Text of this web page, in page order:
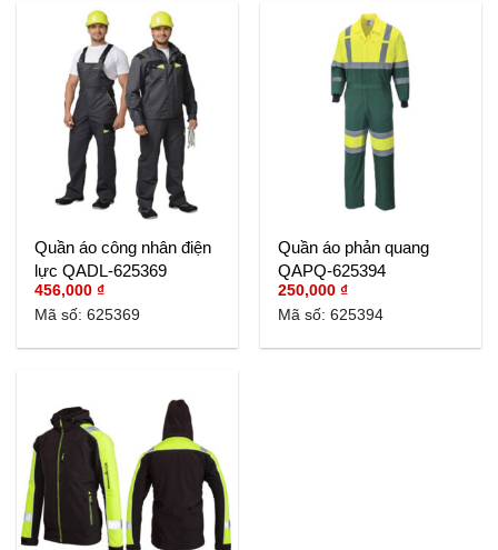
Quần áo công nhân điện
lực QADL-625369
456,000₫
Mã số: 625369
Quần áo phản quang
QAPQ-625394
250,000₫
Mã số: 625394